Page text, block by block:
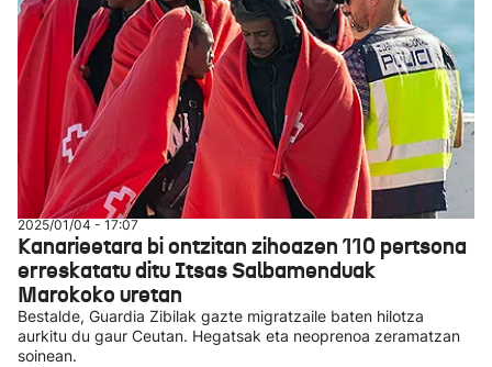
2025/01/04 - 17:07
Kanarieetara bi ontzitan zihoazen 110 pertsona
erreskatatu ditu Itsas Salbamenduak
Marokoko uretan
Bestalde, Guardia Zibilak gazte migratzaile baten hilotza
aurkitu du gaur Ceutan. Hegatsak eta neoprenoa zeramatzan
soinean.